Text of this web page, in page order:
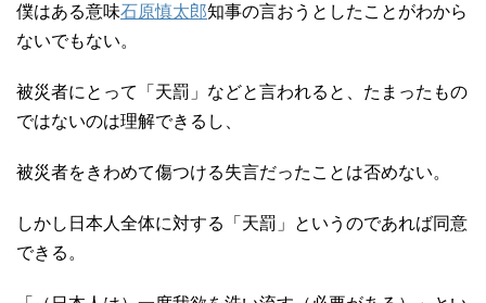
僕はある意味石原慎太郎知事の言おうとしたことがわから
ないでもない。
被災者にとって「天罰」などと言われると、たまったもの
ではないのは理解できるし、
被災者をきわめて傷つける失言だったことは否めない。
しかし日本人全体に対する「天罰」というのであれば同意
できる。